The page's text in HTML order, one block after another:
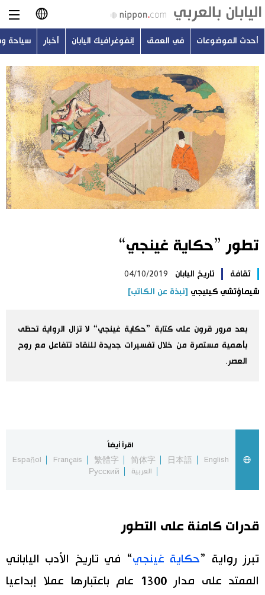
日本語
English
简体字
繁體字
Français
Español
أحدث الموضوعات
في العمق
إنفوغرافيك اليابان
سياحة وسفر
اليابان في فيديو
علوم وتكنولوجيا
سياسة
اقتصاد
اللغة اليابانية
موسوعة اليابان
هو وهي
المطبخ الياباني
تواصل معنا
أحدث الموضوعات في العمق إنفوغرافيك اليابان أخبار سياحة
تطور ”حكاية غينجي“
ثقافة تاريخ اليابان
04/10/2019
شيماؤتشي كيئيجي [نبذة عن الكاتب]
بعد مرور قرون على كتابة ”حكاية غينجي“ لا تزال الرواية تحظى
بأهمية مستمرة من خلال تفسيرات جديدة للنقاد تتفاعل مع روح
العصر.
اقرأ أيضاً
English
日本語
简体字
繁體字
Français
Español
العربية
Русский
قدرات كامنة على التطور
تبرز رواية ”حكاية غينجي“ في تاريخ الأدب الياباني
الممتد على مدار 1300 عام باعتبارها عملا إبداعيا